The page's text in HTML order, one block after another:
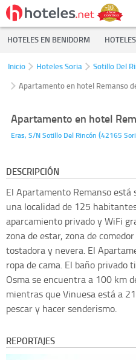
HOTELES EN BENIDORM
Inicio Hoteles Soria
Sotillo Del
Apartamento en hotel Remanso
Apartamento en hotel
Eras, S/NSotillo Del Rincón (42165
DESCRIPCIÓN
El Apartamento Remanso
una localidad de 125
aparcamiento privado y WiFi
zona de estar, zona de
tostadora y nevera. El
ropa de cama. El baño privado
Osma se encuentra a 100 km
mientras que Vinuesa está a
pescar y hacer senderismo.
REPORTAJES